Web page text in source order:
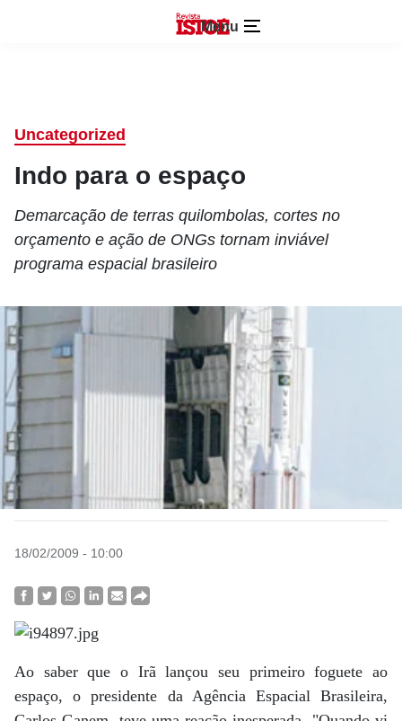
Menu
Uncategorized
Indo para o espaço
Demarcação de terras quilombolas, cortes no
orçamento e ação de ONGs tornam inviável
programa espacial brasileiro
18/02/2009 - 10:00
Ao saber que o Irã lançou seu primeiro foguete ao
espaço, o presidente da Agência Espacial Brasileira,